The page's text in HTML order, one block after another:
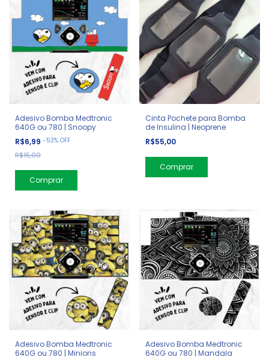
Adesivo Bomba Medtronic
640G ou 780 | Snoopy
R$6,99 -53% OFF
R$15,00
Cinta Pochete para Bomba
de Insulina | Neoprene
R$55,00
Comprar
Adesivo Bomba Medtronic
640G ou 780 | Minions
Adesivo Bomba Medtronic
640G ou 780 | Mandala